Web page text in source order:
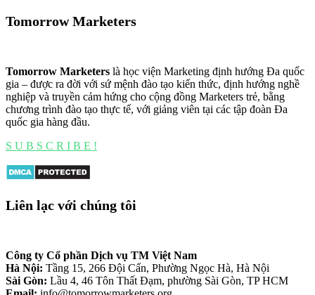
Tomorrow Marketers
Tomorrow Marketers là học viện Marketing định hướng Đa quốc
gia – được ra đời với sứ mệnh đào tạo kiến thức, định hướng nghề
nghiệp và truyền cảm hứng cho cộng đồng Marketers trẻ, bằng
chương trình đào tạo thực tế, với giảng viên tại các tập đoàn Đa
quốc gia hàng đầu.
S U B S C R I B E !
Liên lạc với chúng tôi
Công ty Cổ phần Dịch vụ TM Việt Nam
Hà Nội: Tầng 15, 266 Đội Cấn, Phường Ngọc Hà, Hà Nội
Sài Gòn: Lầu 4, 46 Tôn Thất Đạm, phường Sài Gòn, TP HCM